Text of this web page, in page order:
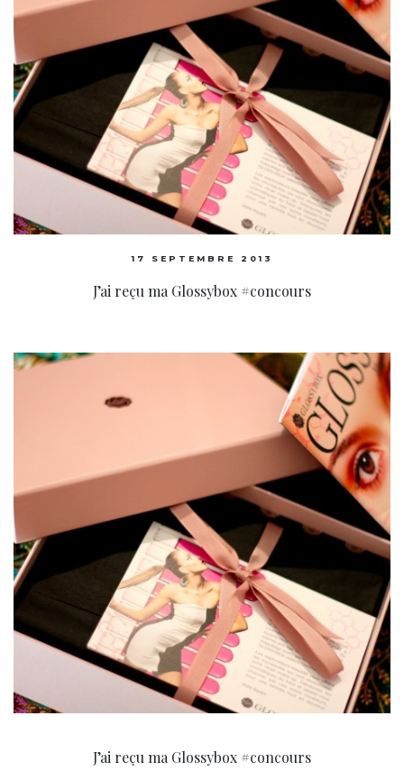
17 SEPTEMBRE 2013
J’ai reçu ma Glossybox #concours
J’ai reçu ma Glossybox #concours